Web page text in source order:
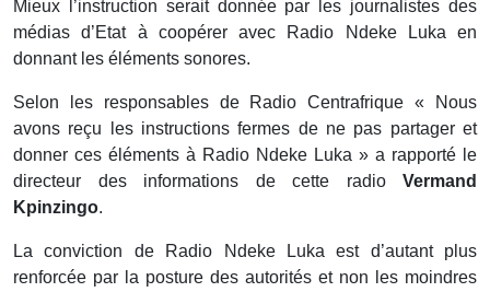
Mieux l’instruction serait donnée par les journalistes des
médias d’Etat à coopérer avec Radio Ndeke Luka en
donnant les éléments sonores.
Selon les responsables de Radio Centrafrique « Nous
avons reçu les instructions fermes de ne pas partager et
donner ces éléments à Radio Ndeke Luka » a rapporté le
directeur des informations de cette radio Vermand
Kpinzingo.
La conviction de Radio Ndeke Luka est d’autant plus
renforcée par la posture des autorités et non les moindres